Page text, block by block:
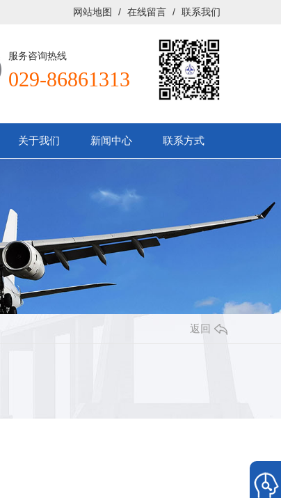
网站地图 / 在线留言 / 联系我们
服务咨询热线
029-86861313
关于我们 新闻中心 联系方式
返回